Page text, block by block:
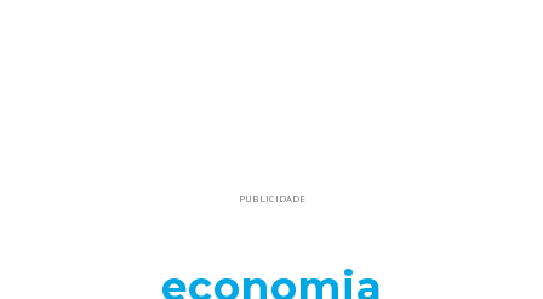
PUBLICIDADE
economia